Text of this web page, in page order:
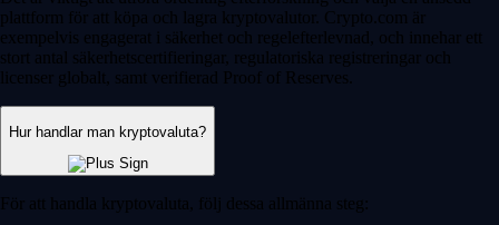
plattform för att köpa och lagra kryptovalutor. Crypto.com är
exempelvis engagerat i säkerhet och regelefterlevnad, och innehar ett
stort antal säkerhetscertifieringar, regulatoriska registreringar och
licenser globalt, samt verifierad Proof of Reserves.
Hur handlar man kryptovaluta?
För att handla kryptovaluta, följ dessa allmänna steg: